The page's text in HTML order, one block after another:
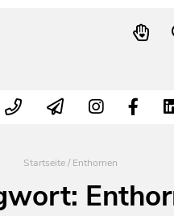
Startseite/Enthornen
helfen